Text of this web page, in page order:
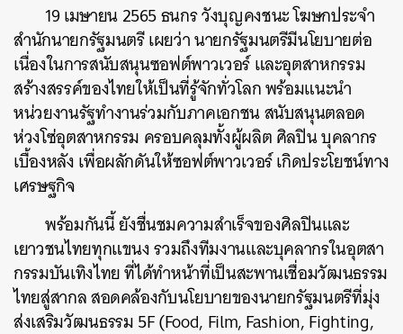
19 เมษายน 2565 ธนกร วังบุญคงชนะ โฆษกประจำ
สำนักนายกรัฐมนตรี เผยว่า นายกรัฐมนตรีมีนโยบายต่อ
เนื่องในการสนับสนุนซอฟต์พาวเวอร์ และอุตสาหกรรม
สร้างสรรค์ของไทยให้เป็นที่รู้จักทั่วโลก พร้อมแนะนำ
หน่วยงานรัฐทำงานร่วมกับภาคเอกชน สนับสนุนตลอด
ห่วงโซ่อุตสาหกรรม ครอบคลุมทั้งผู้ผลิต ศิลปิน บุคลากร
เบื้องหลัง เพื่อผลักดันให้ซอฟต์พาวเวอร์ เกิดประโยชน์ทาง
เศรษฐกิจ
พร้อมกันนี้ ยังชื่นชมความสำเร็จของศิลปินและ
เยาวชนไทยทุกแขนง รวมถึงทีมงานและบุคลากรในอุตสา
กรรมบันเทิงไทย ที่ได้ทำหน้าที่เป็นสะพานเชื่อมวัฒนธรรม
ไทยสู่สากล สอดคล้องกับนโยบายของนายกรัฐมนตรีที่มุ่ง
ส่งเสริมวัฒนธรรม 5F (Food, Film, Fashion, Fighting,